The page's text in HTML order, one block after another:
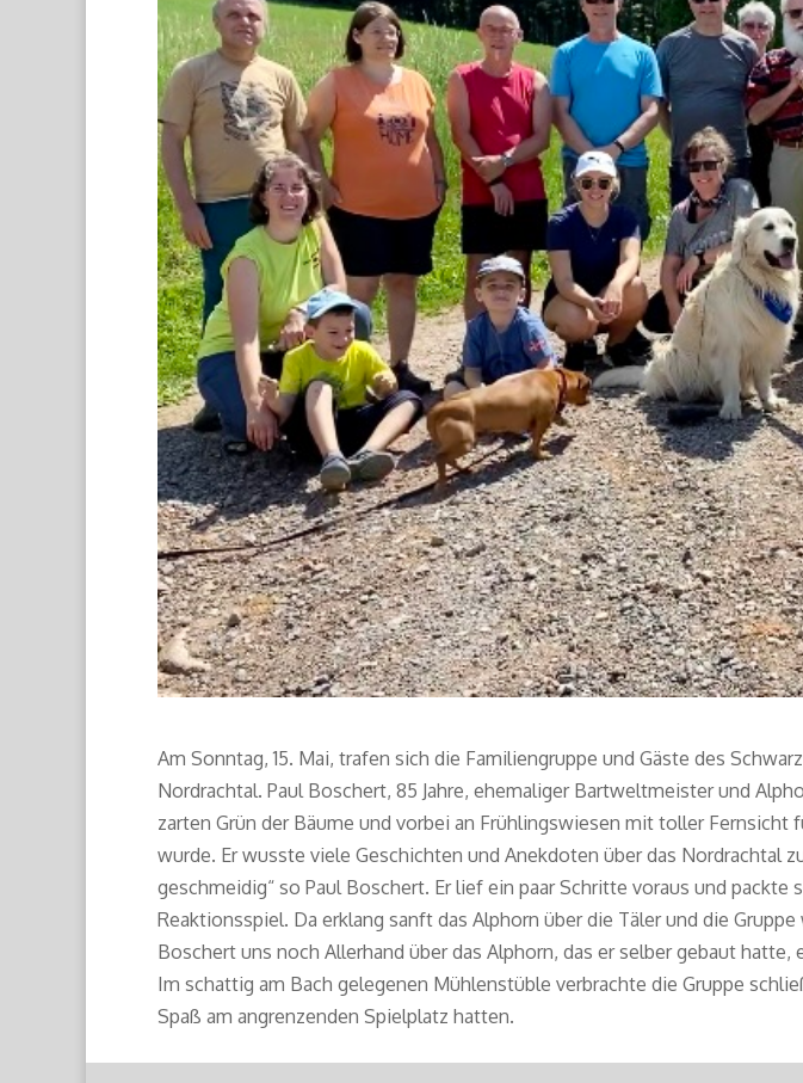
Am Sonntag, 15. Mai, trafen sich die Familiengruppe und Gäste des
Nordrachtal. Paul Boschert, 85 Jahre, ehemaliger Bartweltmeister und
zarten Grün der Bäume und vorbei an Frühlingswiesen mit toller
wurde. Er wusste viele Geschichten und Anekdoten über das Nordrachtal
geschmeidig“ so Paul Boschert. Er lief ein paar Schritte voraus und
Reaktionsspiel. Da erklang sanft das Alphorn über die Täler und die
Boschert uns noch Allerhand über das Alphorn, das er selber gebaut hatte,
Im schattig am Bach gelegenen Mühlenstüble verbrachte die Gruppe
Spaß am angrenzenden Spielplatz hatten.